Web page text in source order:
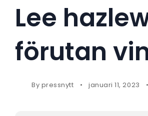
Lee
förutan
By pressnytt januari 11, 2023